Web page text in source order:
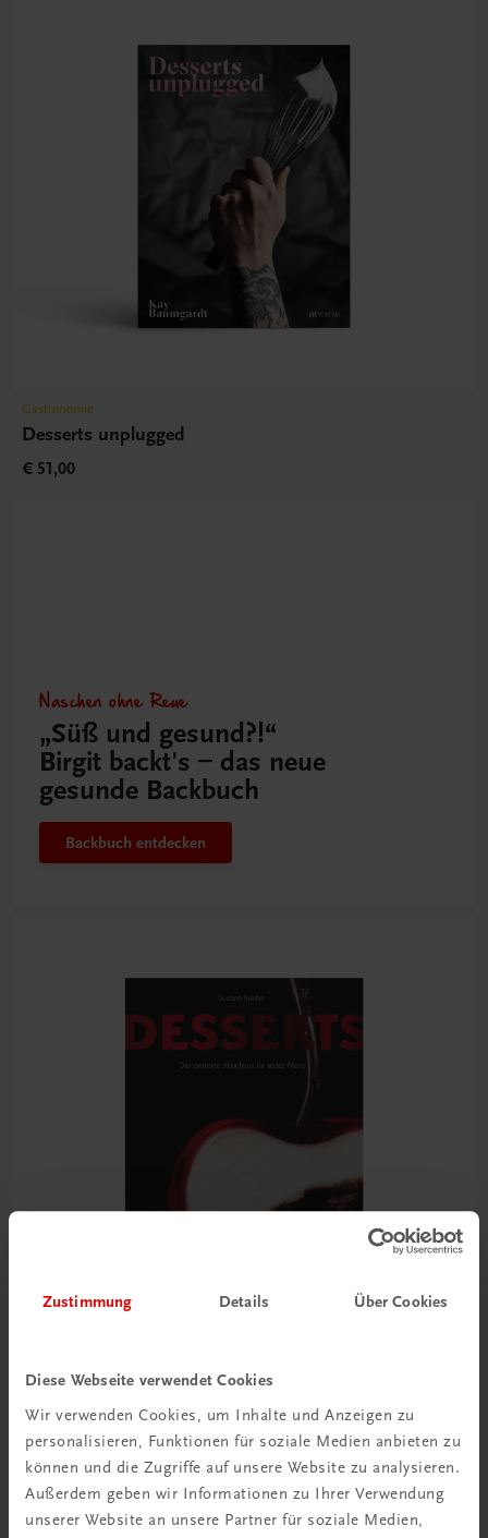
Zustimmung Details Über Cookies
Diese Webseite verwendet Cookies
Wir verwenden Cookies, um Inhalte und Anzeigen zu
personalisieren, Funktionen für soziale Medien anbieten zu
können und die Zugriffe auf unsere Website zu analysieren.
Außerdem geben wir Informationen zu Ihrer Verwendung
unserer Website an unsere Partner für soziale Medien,
Gastronomie
Desserts unplugged
€ 51,00
Naschen ohne Reue
„Süß und gesund?!“
Birgit backt's – das neue
gesunde Backbuch
Backbuch entdecken
Desserts